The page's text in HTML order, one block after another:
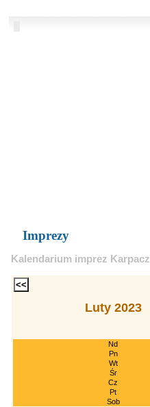
Imprezy
Kalendarium imprez Karpacz
Luty 2023
Nd
Pn
Wt
Śr
Cz
Pt
Sob